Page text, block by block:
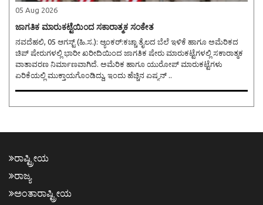
05 Aug 2026
ಜಾಗತಿಕ ಮಾರುಕಟ್ಟೆಯಿಂದ ಸಕಾರಾತ್ಮಕ ಸಂಕೇತ
ನವದೆಹಲಿ, 05 ಆಗಸ್ಟ್ (ಹಿ.ಸ.): ಆ್ಯಂಕರ್:ಕಚ್ಚಾ ತೈಲದ ಬೆಲೆ ಇಳಿಕೆ ಹಾಗೂ ಅಮೆರಿಕದ
ಚಿಪ್ ಷೇರುಗಳಲ್ಲಿ ಭಾರೀ ಖರೀದಿಯಿಂದ ಜಾಗತಿಕ ಷೇರು ಮಾರುಕಟ್ಟೆಗಳಲ್ಲಿ ಸಕಾರಾತ್ಮಕ
ವಾತಾವರಣ ನಿರ್ಮಾಣವಾಗಿದೆ. ಅಮೆರಿಕ ಹಾಗೂ ಯುರೋಪ್ ಮಾರುಕಟ್ಟೆಗಳು
ಏರಿಕೆಯಲ್ಲಿ ಮುಕ್ತಾಯಗೊಂಡಿದ್ದು, ಇಂದು ಹೆಚ್ಚಿನ ಏಷ್ಯನ್ ..
ರಾಷ್ಟ್ರೀಯ
ರಾಜ್ಯ
ಅಂತಾರಾಷ್ಟ್ರೀಯ